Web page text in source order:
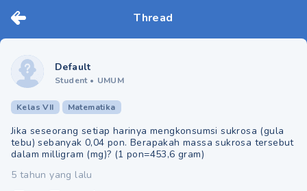
Thread
Default
Student • UMUM
Kelas VII Matematika
Jika seseorang setiap harinya mengkonsumsi sukrosa (gula
tebu) sebanyak 0,04 pon. Berapakah massa sukrosa tersebut
dalam milligram (mg)? (1 pon=453,6 gram)
5 tahun yang lalu